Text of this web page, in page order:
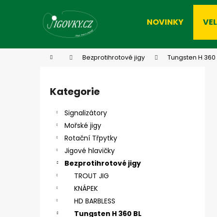
NOVINKY
Domů Bezprotihrotové jigy Tungsten H 360
Přeskočit
kategorie
Kategorie
Signalizátory
Mořské jigy
Rotační Třpytky
Jigové hlavičky
Bezprotihrotové jigy
TROUT JIG
KNÁPEK
HD BARBLESS
Tungsten H 360 BL
Zpět
Zpět